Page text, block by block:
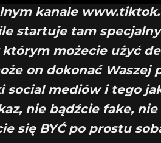
kanale
startuje tam
możecie użyć
on dokonać Waszej
social mediów i tego
nie bądźcie fake,
się BYĆ po prostu